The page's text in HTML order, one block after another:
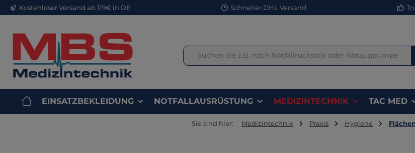
Hauptinhalt springen
Zur Suche springen
Zur Hauptnavigation springen
Kostenloser Versand ab 119€ in DE Schneller DHL Versand
EINSATZBEKLEIDUNG NOTFALLAUSRÜSTUNG MEDIZINTECHNIK TAC MED
Sie sind hier: Medizintechnik Praxis Hygiene